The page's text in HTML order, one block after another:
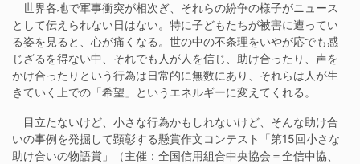
世界各地で軍事衝突が相次ぎ、それらの紛争の様子がニュース
として伝えられない日はない。特に子どもたちが被害に遭ってい
る姿を見ると、心が痛くなる。世の中の不条理をいやが応でも感
じざるを得ない中、それでも人が人を信じ、助け合ったり、声を
かけ合ったりという行為は日常的に無数にあり、それらは人が生
きていく上での「希望」というエネルギーに変えてくれる。
目立たないけど、小さな行為かもしれないけど、そんな助け合
いの事例を発掘して顕彰する懸賞作文コンテスト「第15回小さな
助け合いの物語賞」（主催：全国信用組合中央協会＝全信中協、